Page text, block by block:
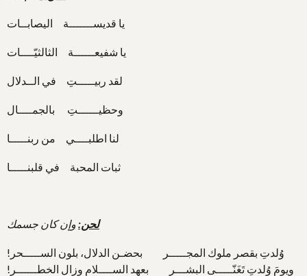
يا قديســـــــة اليصابــات
يا شفيعــــــة الثالثيّــــات
لقد ربيـــــتِ في الــدلال
وحظيــــــتِ بالجمــــال
لنا اطلبــــي من ربنـــــا
ثبات المحبة في قلبنـــــا
لحن: وإن كان جسمك
وُلدتِ بقصر ملوك المجـــــر بحضـن الدلال، بلون الســـــحر!
ويومَ وُلدتِ تَغَنّـــــى البشـــر بعهد الســــلام وزال الخطــــــر!